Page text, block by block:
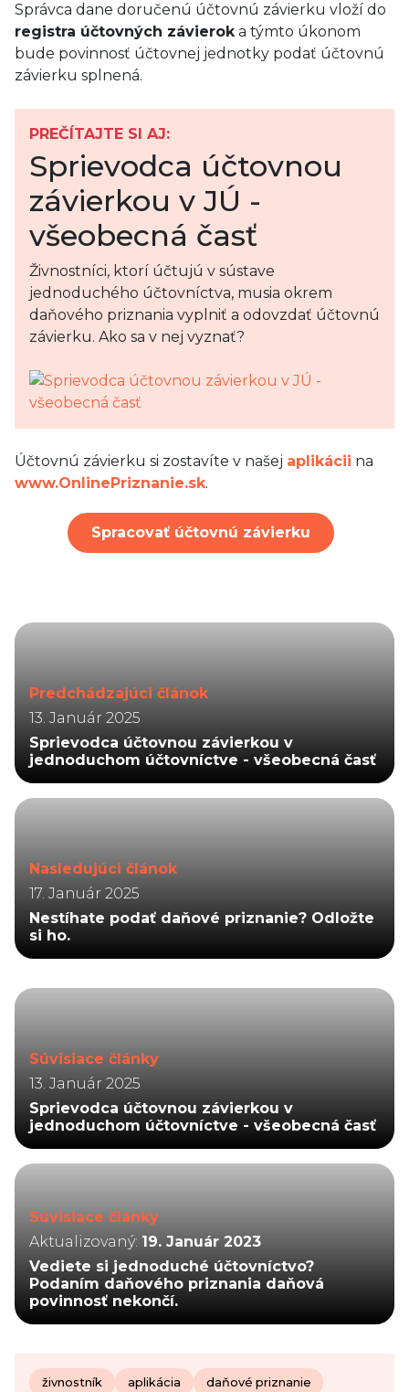
Správca dane doručenú účtovnú závierku vloží do
registra účtovných závieroka týmto úkonom
bude povinnosť účtovnej jednotky podať účtovnú
závierku splnená.
PREČÍTAJTE SI AJ:
Sprievodca účtovnou
závierkou v JÚ -
všeobecná časť
Živnostníci, ktorí účtujú v sústave
jednoduchého účtovníctva, musia okrem
daňového priznania vyplniť a odovzdať účtovnú
závierku. Ako sa v nej vyznať?
Účtovnú závierku si zostavíte v našej aplikácii na
www.OnlinePriznanie.sk.
Spracovať účtovnú závierku
Predchádzajúci článok
13. Január 2025
Sprievodca účtovnou závierkou v
jednoduchom účtovníctve - všeobecná časť
Nasledujúci článok
17. Január 2025
Nestíhate podať daňové priznanie? Odložte
si ho.
Súvisiace články
13. Január 2025
Sprievodca účtovnou závierkou v
jednoduchom účtovníctve - všeobecná časť
Súvisiace články
Aktualizovaný: 19. Január 2023
Vediete si jednoduché účtovníctvo?
Podaním daňového priznania daňová
povinnosť nekončí.
živnostník aplikácia daňové priznanie